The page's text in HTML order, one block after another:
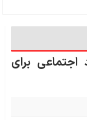
اجتماعی برای